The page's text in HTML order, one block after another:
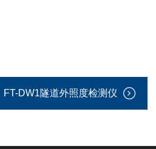
FT-DW1隧道外照度检测仪